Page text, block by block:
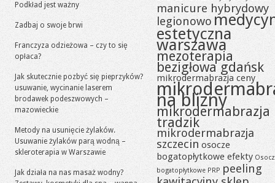
Podkład jest ważny
Zadbaj o swoje brwi
Franczyza odzieżowa – czy to się
opłaca?
Jak skutecznie pozbyć się pieprzyków?
usuwanie, wycinanie laserem
brodawek podeszwowych –
mazowieckie
Metody na usunięcie żylaków.
Usuwanie żylaków parą wodną –
skleroterapia w Warszawie
Jak działa na nas masaż wodny?
manicure hybrydowy
legionowo
estetyczna
warszawa
mezoterapia
bezigłowa gdańsk
mikrodermabrazja ceny
na blizny
mikrodermabrazja
tradzik
mikrodermabrazja
szczecin osocze
bogatopłytkowe efekty
bogatopłytkowe PRP peeling